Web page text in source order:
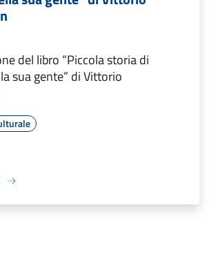
del libro “Piccola storia di
sua gente” di Vittorio